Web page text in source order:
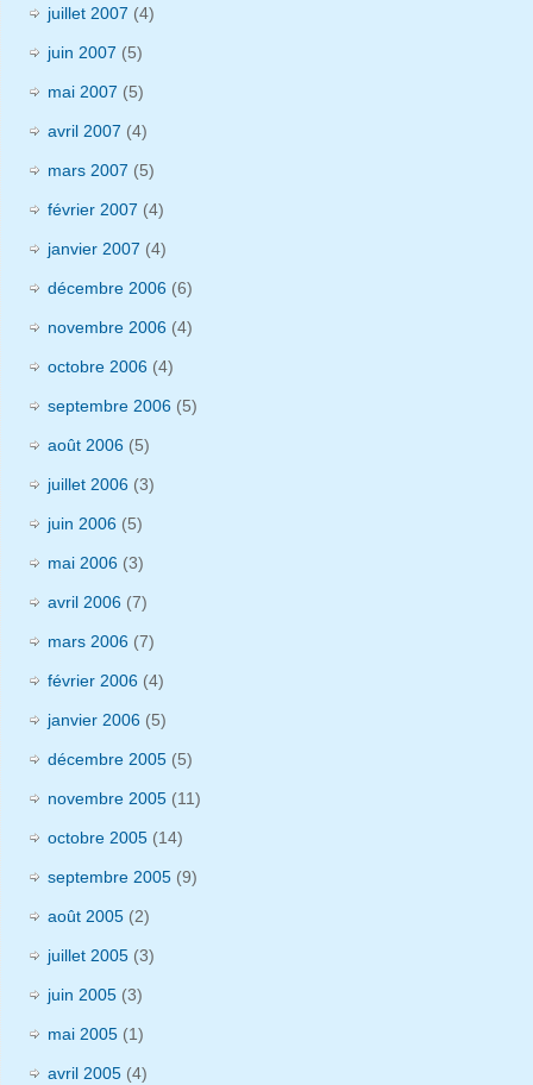
juillet 2007 (4)
juin 2007 (5)
mai 2007 (5)
avril 2007 (4)
mars 2007 (5)
février 2007 (4)
janvier 2007 (4)
décembre 2006 (6)
novembre 2006 (4)
octobre 2006 (4)
septembre 2006 (5)
août 2006 (5)
juillet 2006 (3)
juin 2006 (5)
mai 2006 (3)
avril 2006 (7)
mars 2006 (7)
février 2006 (4)
janvier 2006 (5)
décembre 2005 (5)
novembre 2005 (11)
octobre 2005 (14)
septembre 2005 (9)
août 2005 (2)
juillet 2005 (3)
juin 2005 (3)
mai 2005 (1)
avril 2005 (4)